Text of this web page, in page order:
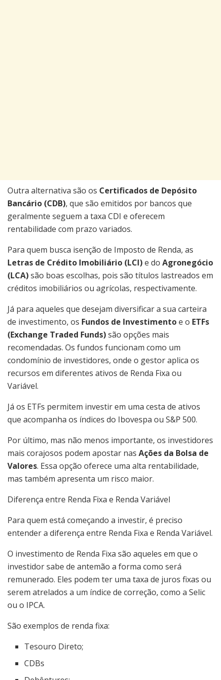
Outra alternativa são os Certificados de Depósito
Bancário (CDB), que são emitidos por bancos que
geralmente seguem a taxa CDI e oferecem
rentabilidade com prazo variados.
Para quem busca isenção de Imposto de Renda, as
Letras de Crédito Imobiliário (LCI)e do Agronegócio
(LCA)são boas escolhas, pois são títulos lastreados em
créditos imobiliários ou agrícolas, respectivamente.
Já para aqueles que desejam diversificar a sua carteira
de investimento, os Fundos de Investimentoe o ETFs
(Exchange Traded Funds)são opções mais
recomendadas. Os fundos funcionam como um
condomínio de investidores, onde o gestor aplica os
recursos em diferentes ativos de Renda Fixa ou
Variável.
Já os ETFs permitem investir em uma cesta de ativos
que acompanha os índices do Ibovespa ou S&P 500.
Por último, mas não menos importante, os investidores
mais corajosos podem apostar nas Ações da Bolsa de
Valores. Essa opção oferece uma alta rentabilidade,
mas também apresenta um risco maior.
Diferença entre Renda Fixa e Renda Variável
Para quem está começando a investir, é preciso
entender a diferença entre Renda Fixa e Renda Variável.
O investimento de Renda Fixa são aqueles em que o
investidor sabe de antemão a forma como será
remunerado. Eles podem ter uma taxa de juros fixas ou
serem atrelados a um índice de correção, como a Selic
ou o IPCA.
São exemplos de renda fixa:
Tesouro Direto;
CDBs